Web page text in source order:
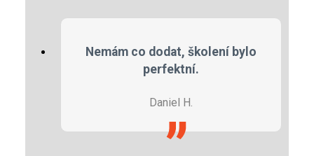
Nemám co dodat, školení bylo
perfektní.
Daniel H.